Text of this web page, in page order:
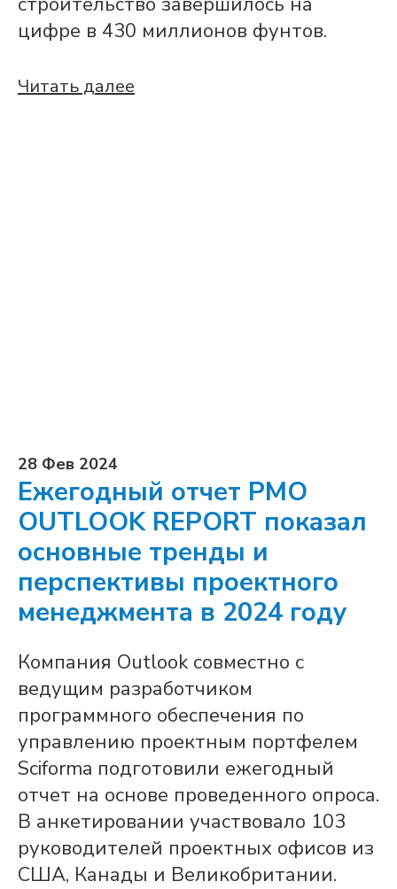
цифре в 430 миллионов фунтов.
Читать далее
28 Фев 2024
Ежегодный отчет PMO
OUTLOOK REPORT показал
основные тренды и
перспективы проектного
менеджмента в 2024 году
Компания Outlook совместно с
ведущим разработчиком
программного обеспечения по
управлению проектным портфелем
Sciforma подготовили ежегодный
отчет на основе проведенного опроса.
В анкетировании участвовало 103
руководителей проектных офисов из
США, Канады и Великобритании.